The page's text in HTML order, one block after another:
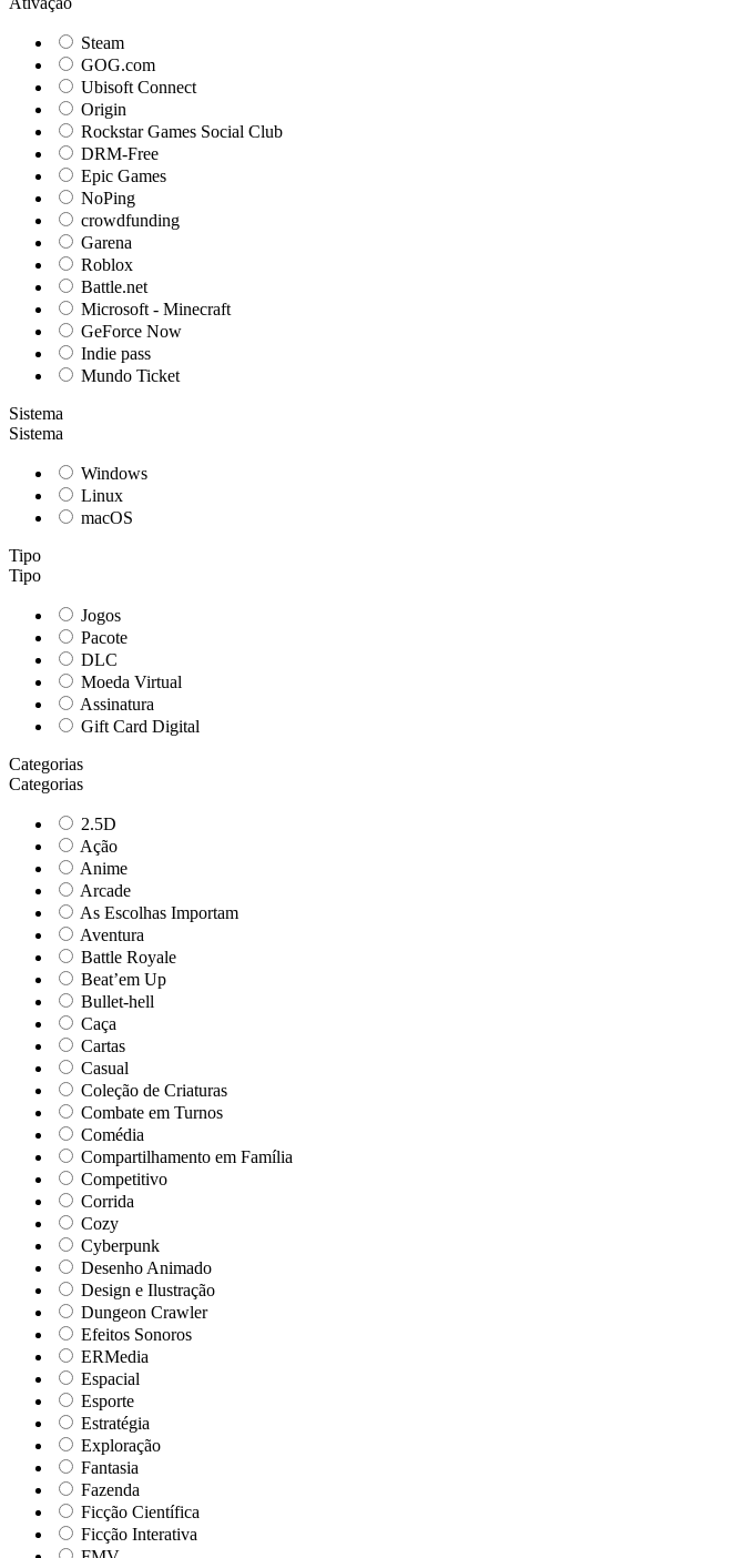
Steam
GOG.com
Ubisoft Connect
Origin
Rockstar Games Social Club
DRM-Free
Epic Games
NoPing
crowdfunding
Garena
Roblox
Battle.net
Microsoft - Minecraft
GeForce Now
Indie pass
Mundo Ticket
Sistema
Sistema
Windows
Linux
macOS
Tipo
Tipo
Jogos
Pacote
DLC
Moeda Virtual
Assinatura
Gift Card Digital
Categorias
Categorias
2.5D
Ação
Anime
Arcade
As Escolhas Importam
Aventura
Battle Royale
Beat’em Up
Bullet-hell
Caça
Cartas
Casual
Coleção de Criaturas
Combate em Turnos
Comédia
Compartilhamento em Família
Competitivo
Corrida
Cozy
Cyberpunk
Desenho Animado
Design e Ilustração
Dungeon Crawler
Efeitos Sonoros
ERMedia
Espacial
Esporte
Estratégia
Exploração
Fantasia
Fazenda
Ficção Científica
Ficção Interativa